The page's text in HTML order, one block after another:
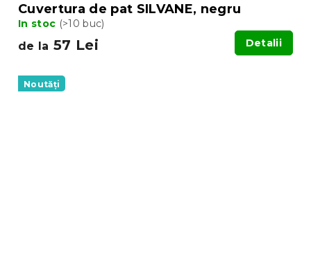
Cuvertura de pat SILVANE, negru
In stoc (>10 buc)
de la 57 Lei Detalii
Noutăți